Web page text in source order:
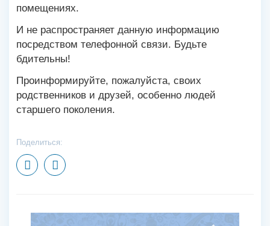
помещениях.
И не распространяет данную информацию
посредством телефонной связи. Будьте
бдительны!
Проинформируйте, пожалуйста, своих
родственников и друзей, особенно людей
старшего поколения.
Поделиться: